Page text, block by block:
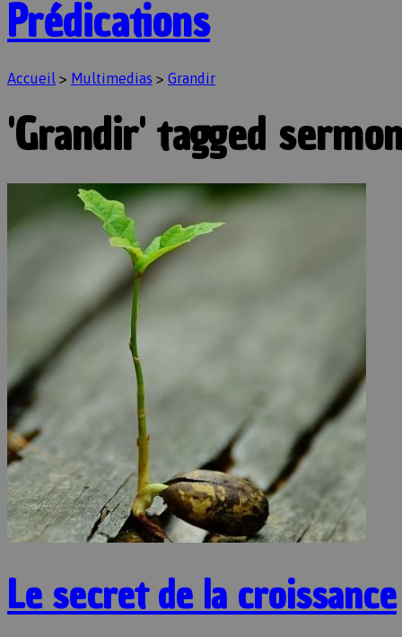
Prédications
Accueil > Multimedias > Grandir
'Grandir' tagged
Le secret de la croissance